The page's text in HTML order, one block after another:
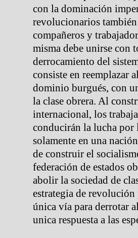
con la dominación
revolucionarios
compañeros y
misma debe unirse con
derrocamiento del
consiste en reemplazar
dominio burgués, con
la clase obrera. Al
internacional, los
conducirán la lucha
solamente en una
de construir el
federación de estados
abolir la sociedad de
estrategia de
única vía para derrotar
unica respuesta a las